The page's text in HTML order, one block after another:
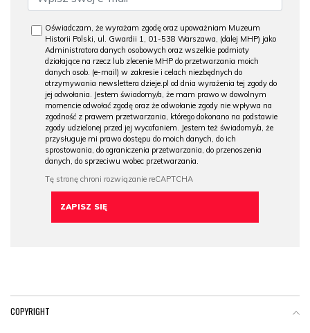
Oświadczam, że wyrażam zgodę oraz upoważniam Muzeum
Historii Polski, ul. Gwardii 1, 01-538 Warszawa, (dalej MHP) jako
Administratora danych osobowych oraz wszelkie podmioty
działające na rzecz lub zlecenie MHP do przetwarzania moich
danych osob. (e-mail) w zakresie i celach niezbędnych do
otrzymywania newslettera dzieje.pl od dnia wyrażenia tej zgody do
jej odwołania. Jestem świadomy/a, że mam prawo w dowolnym
momencie odwołać zgodę oraz że odwołanie zgody nie wpływa na
zgodność z prawem przetwarzania, którego dokonano na podstawie
zgody udzielonej przed jej wycofaniem. Jestem też świadomy/a, że
przysługuje mi prawo dostępu do moich danych, do ich
sprostowania, do ograniczenia przetwarzania, do przenoszenia
danych, do sprzeciwu wobec przetwarzania.
COPYRIGHT